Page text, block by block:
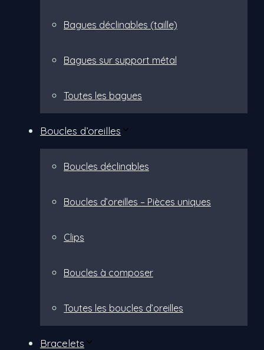
Bagues déclinables (taille)
Bagues sur support métal
Toutes les bagues
Boucles d’oreilles
Boucles déclinables
Boucles d’oreilles – Pièces uniques
Clips
Boucles à composer
Toutes les boucles d’oreilles
Bracelets